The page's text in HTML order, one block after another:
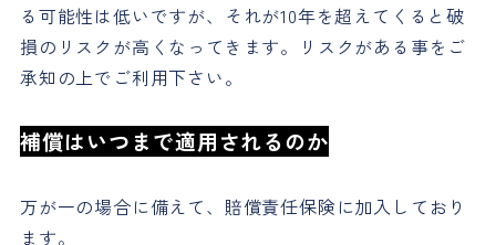
る可能性は低いですが、それが10年を超えてくると破
損のリスクが高くなってきます。リスクがある事をご
承知の上でご利用下さい。
補償はいつまで適用されるのか
万が一の場合に備えて、賠償責任保険に加入しており
ます。